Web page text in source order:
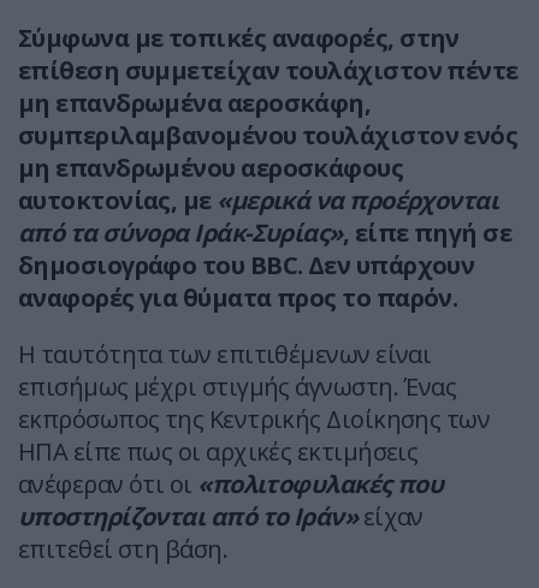
Σύμφωνα με τοπικές αναφορές, στην
επίθεση συμμετείχαν τουλάχιστον πέντε
μη επανδρωμένα αεροσκάφη,
συμπεριλαμβανομένου τουλάχιστον ενός
μη επανδρωμένου αεροσκάφους
αυτοκτονίας, με «μερικά να προέρχονται
από τα σύνορα Ιράκ-Συρίας», είπε πηγή σε
δημοσιογράφο του BBC. Δεν υπάρχουν
αναφορές για θύματα προς το παρόν.
Η ταυτότητα των επιτιθέμενων είναι
επισήμως μέχρι στιγμής άγνωστη. Ένας
εκπρόσωπος της Κεντρικής Διοίκησης των
ΗΠΑ είπε πως οι αρχικές εκτιμήσεις
ανέφεραν ότι οι «πολιτοφυλακές που
υποστηρίζονται από το Ιράν»είχαν
επιτεθεί στη βάση.